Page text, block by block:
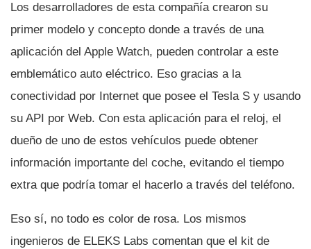
Los desarrolladores de esta compañí­a crearon su
primer modelo y concepto donde a través de una
aplicación del Apple Watch, pueden controlar a este
emblemático auto eléctrico. Eso gracias a la
conectividad por Internet que posee el Tesla S y usando
su API por Web. Con esta aplicación para el reloj, el
dueño de uno de estos vehí­culos puede obtener
información importante del coche, evitando el tiempo
extra que podrí­a tomar el hacerlo a través del teléfono.
Eso sí­, no todo es color de rosa. Los mismos
ingenieros de ELEKS Labs comentan que el kit de